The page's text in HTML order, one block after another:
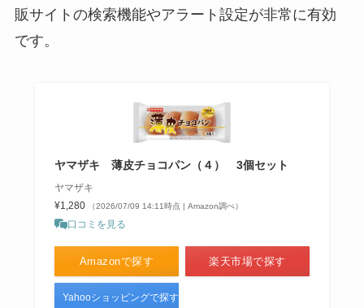
源氏パイ 販売終了？売ってないっ
フローズンチョコバナナはどこで
売ってる？コストコやセブンイレ
当か調査！
販サイトの検索機能やアラート設定が非常に有効
です。
ヤマザキ 薄皮チョコパン（４） 3個セット
ヤマザキ
¥1,280
（2026/07/09 14:11時点 | Amazon調べ）
口コミを見る
Amazonで探す 楽天市場で探す
Yahooショッピングで探す